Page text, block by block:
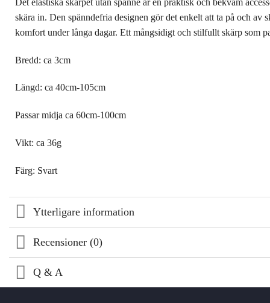
skära in. Den spänndefria designen gör det enkelt att ta på och
komfort under långa dagar. Ett mångsidigt och stilfullt skärp som
Bredd: ca 3cm
Längd: ca 40cm-105cm
Passar midja ca 60cm-100cm
Vikt: ca 36g
Färg: Svart
Ytterligare information
Recensioner (0)
Q & A